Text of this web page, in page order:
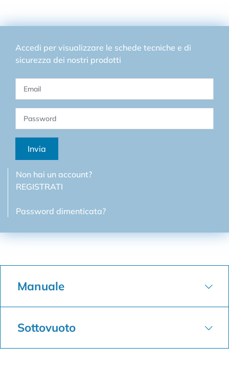
Accedi per visualizzare le schede tecniche e di
sicurezza dei nostri prodotti
Invia
Non hai un account?
REGISTRATI
Password dimenticata?
Manuale
Sottovuoto